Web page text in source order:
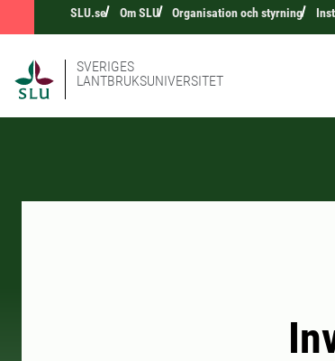
SLU.se Om SLU Organisation och styrning
SVERIGES
LANTBRUKSUNIVERSITET